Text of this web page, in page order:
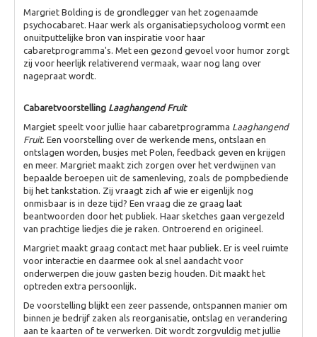
Margriet Bolding is de grondlegger van het zogenaamde
psychocabaret. Haar werk als organisatiepsycholoog vormt een
onuitputtelijke bron van inspiratie voor haar
cabaretprogramma's. Met een gezond gevoel voor humor zorgt
zij voor heerlijk relativerend vermaak, waar nog lang over
nagepraat wordt.
Cabaretvoorstelling Laaghangend Fruit
Margiet speelt voor jullie haar cabaretprogramma Laaghangend
Fruit. Een voorstelling over de werkende mens, ontslaan en
ontslagen worden, busjes met Polen, feedback geven en krijgen
en meer. Margriet maakt zich zorgen over het verdwijnen van
bepaalde beroepen uit de samenleving, zoals de pompbediende
bij het tankstation. Zij vraagt zich af wie er eigenlijk nog
onmisbaar is in deze tijd? Een vraag die ze graag laat
beantwoorden door het publiek. Haar sketches gaan vergezeld
van prachtige liedjes die je raken. Ontroerend en origineel.
Margriet maakt graag contact met haar publiek. Er is veel ruimte
voor interactie en daarmee ook al snel aandacht voor
onderwerpen die jouw gasten bezig houden. Dit maakt het
optreden extra persoonlijk.
De voorstelling blijkt een zeer passende, ontspannen manier om
binnen je bedrijf zaken als reorganisatie, ontslag en verandering
aan te kaarten of te verwerken. Dit wordt zorgvuldig met jullie